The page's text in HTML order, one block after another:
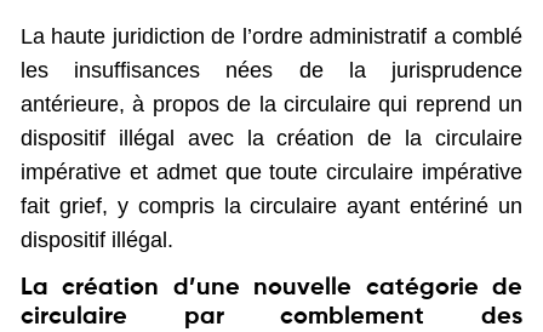
La haute juridiction de l’ordre administratif a comblé
les insuffisances nées de la jurisprudence
antérieure, à propos de la circulaire qui reprend un
dispositif illégal avec la création de la circulaire
impérative et admet que toute circulaire impérative
fait grief, y compris la circulaire ayant entériné un
dispositif illégal.
La création d’une nouvelle catégorie de
circulaire par comblement des